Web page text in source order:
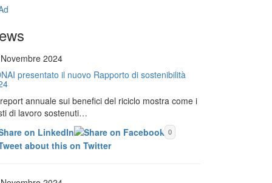
2024
presentato il nuovo Rapporto di sostenibilità
annuale sui benefici del riciclo mostra come i
di lavoro sostenuti…
0